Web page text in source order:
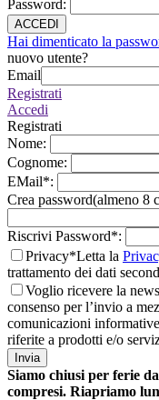
Password:
ACCEDI
Hai dimenticato la
nuovo utente?
Email
Registrati
Accedi
Registrati
Nome:
Cognome:
EMail*:
Crea password(almeno 8
Riscrivi Password*:
Privacy*Letta la
trattamento dei dati
Voglio ricevere la
consenso per l’invio a
comunicazioni
riferite a prodotti e/o
Invia
Siamo chiusi per ferie
compresi. Riapriamo